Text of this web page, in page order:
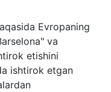
Evropaning
va
etishini
ishtirok etgan